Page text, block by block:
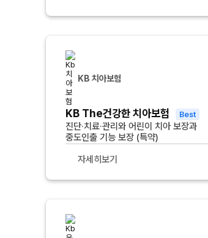
KB 치아보험
KB The건강한 치아보험 Best
진단·치료·관리와 어린이 치아 보장과
중도인출 기능 보장 (특약)
자세히보기